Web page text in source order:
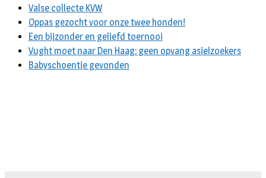
Valse collecte KVW
Oppas gezocht voor onze twee honden!
Een bijzonder en geliefd toernooi
Vught moet naar Den Haag: geen opvang asielzoekers
Babyschoentje gevonden